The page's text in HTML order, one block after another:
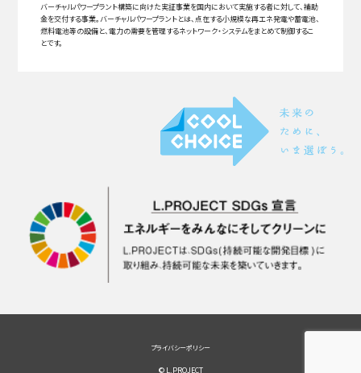
バーチャルパワープラント構築に向けた実証事業を国内において実施する者に対して、補助
金を交付する事業。バーチャルパワープラントとは、点在する小規模な再エネ発電や蓄電池、
燃料電池等の設備と、電力の需要を管理するネットワーク・システムをまとめて制御するこ
とです。
プライバシーポリシー
© L.PROJECT